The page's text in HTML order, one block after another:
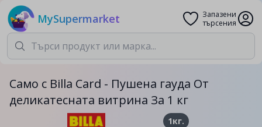
MySupermarket
Запазени
търсения
Само с Billa Card - Пушена гауда От
деликатесната витрина За 1 кг
1кг.